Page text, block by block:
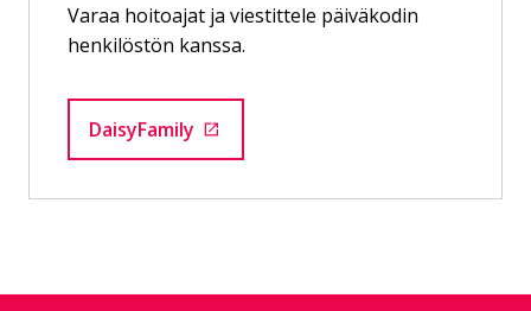
Varaa hoitoajat ja viestittele päiväkodin
henkilöstön kanssa.
DaisyFamily
Siirtyy ulkoiselle sivustolle